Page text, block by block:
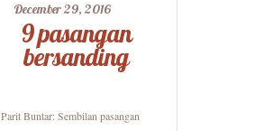
December 29, 2016
9 pasangan
bersanding
Parit Buntar: Sembilan pasangan